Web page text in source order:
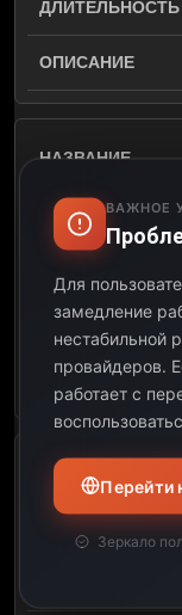
ВАЖНОЕ
Для
замедление
нестабильной
провайдеров.
работает с
Перейти
Зеркало